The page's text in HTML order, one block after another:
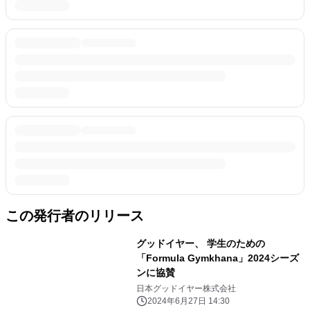
この発行者のリリース
グッドイヤー、 学生のための
「Formula Gymkhana」2024シーズ
ンに協賛
日本グッドイヤー株式会社
2024年6月27日 14:30